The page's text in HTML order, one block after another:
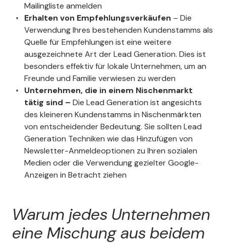
Mailingliste anmelden
Erhalten von Empfehlungsverkäufen – Die
Verwendung Ihres bestehenden Kundenstamms als
Quelle für Empfehlungen ist eine weitere
ausgezeichnete Art der Lead Generation. Dies ist
besonders effektiv für lokale Unternehmen, um an
Freunde und Familie verwiesen zu werden
Unternehmen, die in einem Nischenmarkt
tätig sind – Die Lead Generation ist angesichts
des kleineren Kundenstamms in Nischenmärkten
von entscheidender Bedeutung. Sie sollten Lead
Generation Techniken wie das Hinzufügen von
Newsletter-Anmeldeoptionen zu Ihren sozialen
Medien oder die Verwendung gezielter Google-
Anzeigen in Betracht ziehen
Warum jedes Unternehmen
eine Mischung aus beidem